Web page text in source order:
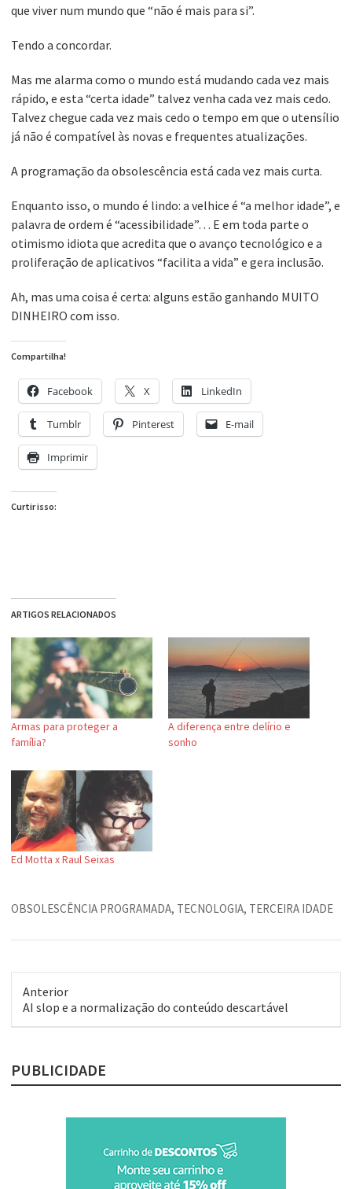
que viver num mundo que “não é mais para si”.
Tendo a concordar.
Mas me alarma como o mundo está mudando cada vez mais
rápido, e esta “certa idade” talvez venha cada vez mais cedo.
Talvez chegue cada vez mais cedo o tempo em que o utensílio
já não é compatível às novas e frequentes atualizações.
A programação da obsolescência está cada vez mais curta.
Enquanto isso, o mundo é lindo: a velhice é “a melhor idade”, e
palavra de ordem é “acessibilidade”… E em toda parte o
otimismo idiota que acredita que o avanço tecnológico e a
proliferação de aplicativos “facilita a vida” e gera inclusão.
Ah, mas uma coisa é certa: alguns estão ganhando MUITO
DINHEIRO com isso.
Compartilha!
Facebook X LinkedIn
Tumblr Pinterest E-mail
Imprimir
Curtir isso:
ARTIGOS RELACIONADOS
Armas para proteger a
família?
A diferença entre delírio e
sonho
Ed Motta x Raul Seixas
OBSOLESCÊNCIA PROGRAMADA, TECNOLOGIA, TERCEIRA IDADE
Anterior
Post
AI slop e a normalização do conteúdo descartável
PUBLICIDADE